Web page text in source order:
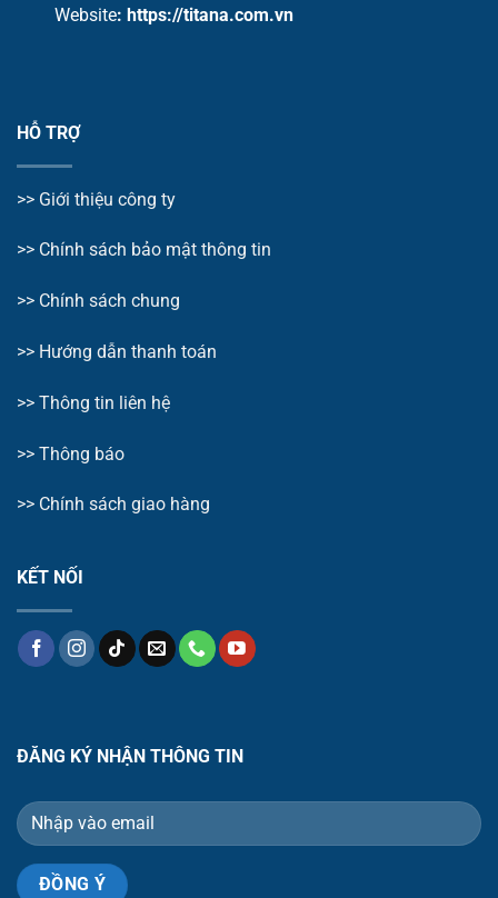
Website: https://titana.com.vn
HỖ TRỢ
>> Giới thiệu công ty
>> Chính sách bảo mật thông tin
>> Chính sách chung
>> Hướng dẫn thanh toán
>> Thông tin liên hệ
>> Thông báo
>> Chính sách giao hàng
KẾT NỐI
ĐĂNG KÝ NHẬN THÔNG TIN